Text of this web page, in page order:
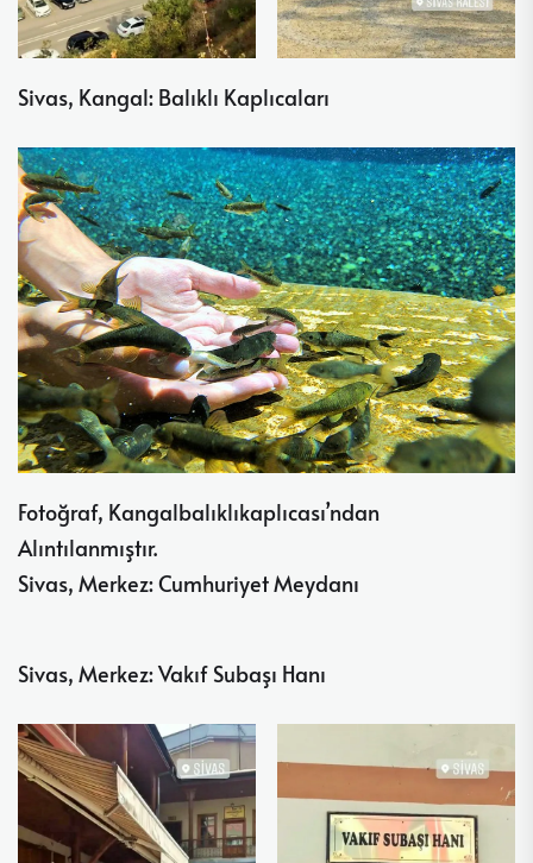
Sivas, Kangal: Balıklı Kaplıcaları
Fotoğraf, Kangalbalıklıkaplıcası’ndan
Alıntılanmıştır.
Sivas, Merkez: Cumhuriyet Meydanı
Sivas, Merkez: Vakıf Subaşı Hanı